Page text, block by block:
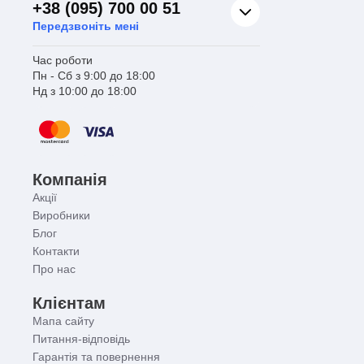
+38 (095) 700 00 51
Передзвоніть мені
Час роботи
Пн - Сб з 9:00 до 18:00
Нд з 10:00 до 18:00
Компанія
Акції
Виробники
Блог
Контакти
Про нас
Клієнтам
Мапа сайту
Питання-відповідь
Гарантія та повернення